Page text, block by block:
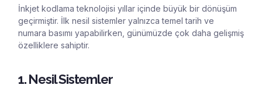
İnkjet kodlama teknolojisi yıllar içinde büyük bir dönüşüm
geçirmiştir. İlk nesil sistemler yalnızca temel tarih ve
numara basımı yapabilirken, günümüzde çok daha gelişmiş
özelliklere sahiptir.
1. Nesil Sistemler